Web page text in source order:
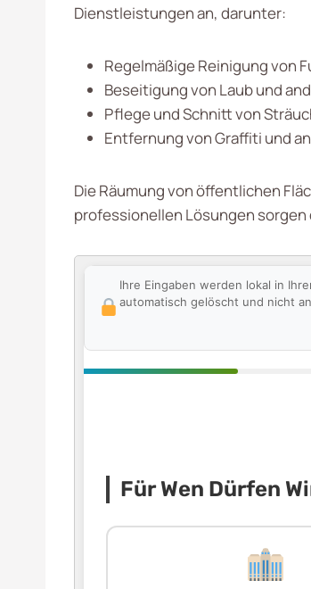
Dienstleistungen an, darunter:
Regelmäßige Reinigung von
Beseitigung von Laub und
Pflege und Schnitt von
Entfernung von Graffiti und
Die Räumung von öffentlichen
professionellen Lösungen
Ihre Eingaben werden lokal in
automatisch gelöscht und nicht
Für Wen Dürfen